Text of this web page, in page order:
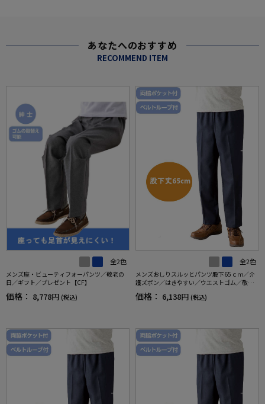
あなたへのおすすめ
RECOMMEND ITEM
全2色
メンズ座・ビューティフォーパンツ／敬老の
日／ギフト／プレゼント【CF】
価格： 8,778円 (税込)
全2色
メンズおしりスルッとパンツ股下65ｃｍ／介
護ズボン／はきやすい／ウエストゴム／敬老
の日／ギフト／プレゼント【CF】
価格： 6,138円 (税込)